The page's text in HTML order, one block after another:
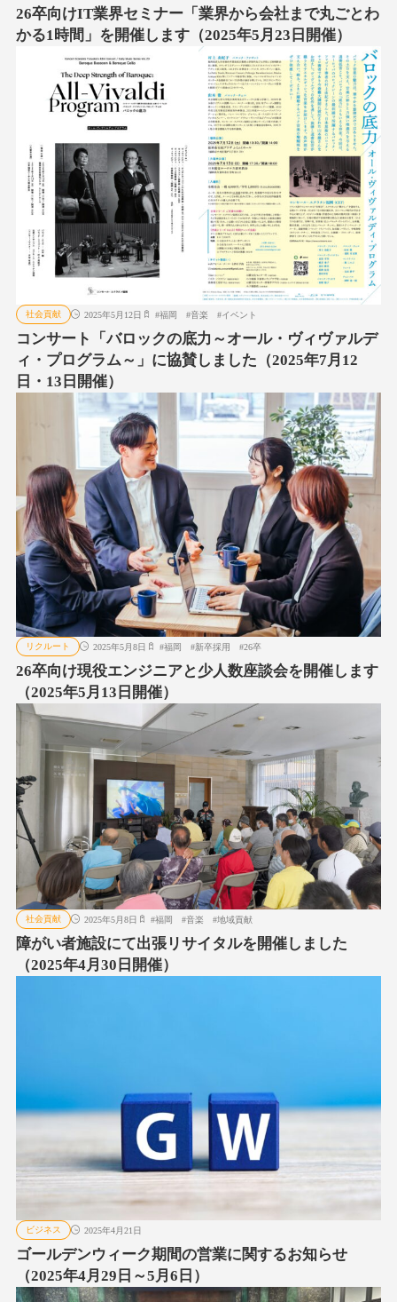
26卒向けIT業界セミナー「業界から会社まで丸ごとわ
かる1時間」を開催します（2025年5月23日開催）
社会貢献 2025年5月12日 #福岡 #音楽 #イベント
コンサート「バロックの底力～オール・ヴィヴァルデ
ィ・プログラム～」に協賛しました（2025年7月12
日・13日開催）
リクルート 2025年5月8日 #福岡 #新卒採用 #26卒
26卒向け現役エンジニアと少人数座談会を開催します
（2025年5月13日開催）
社会貢献 2025年5月8日 #福岡 #音楽 #地域貢献
障がい者施設にて出張リサイタルを開催しました
（2025年4月30日開催）
ビジネス 2025年4月21日
ゴールデンウィーク期間の営業に関するお知らせ
（2025年4月29日～5月6日）